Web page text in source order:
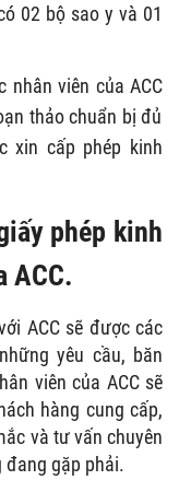
02 bộ sao y và 01
nhân viên của ACC
thảo chuẩn bị đủ
xin cấp phép kinh
phép kinh
ACC.
ACCsẽ được các
yêu cầu, băn
viên của ACCsẽ
hàng cung cấp,
và tư vấn chuyên
đang gặp phải.